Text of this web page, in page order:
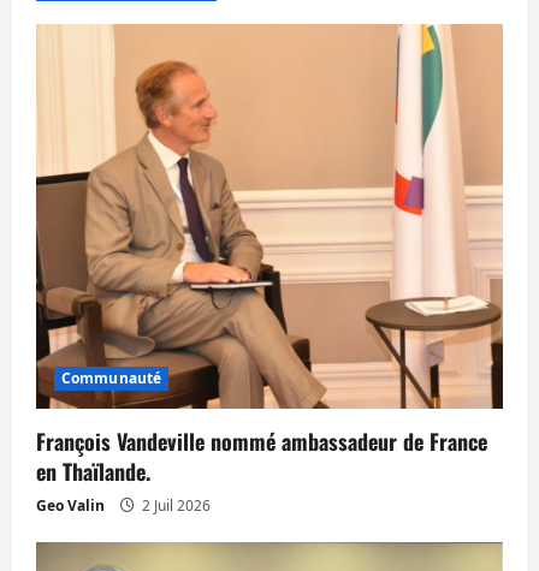
i
d
’
a
r
t
i
c
l
Communauté
François Vandeville nommé ambassadeur de France
en Thaïlande.
Geo Valin 2 Juil 2026